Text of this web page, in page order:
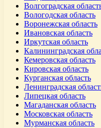
Волгоградская
Вологодская область
Воронежская область
Ивановская область
Иркутская область
Калининградская
Кемеровская область
Кировская область
Курганская область
Ленинградская
Липецкая область
Магаданская область
Московская область
Мурманская область